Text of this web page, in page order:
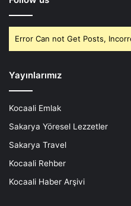
Error Can not Get Posts,
Yayınlarımız
Kocaali Emlak
Sakarya Yöresel Lezzetler
Sakarya Travel
Kocaali Rehber
Kocaali Haber Arşivi